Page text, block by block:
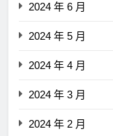
2024 年 6 月
2024 年 5 月
2024 年 4 月
2024 年 3 月
2024 年 2 月